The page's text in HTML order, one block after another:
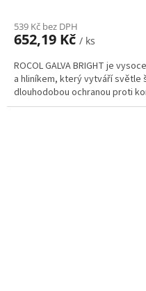
539 Kč bez DPH
652,19 Kč / ks
ROCOL GALVA BRIGHT je
a hliníkem, který vytváří světle
dlouhodobou ochranou proti